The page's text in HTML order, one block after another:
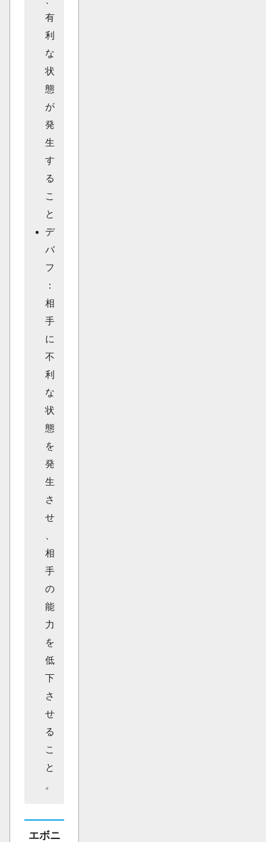
有
利
な
状
態
が
発
生
す
る
こ
と
デ
バ
フ
：
相
手
に
不
利
な
状
態
を
発
生
さ
せ
、
相
手
の
能
力
を
低
下
さ
せ
る
こ
と
。
エボニ